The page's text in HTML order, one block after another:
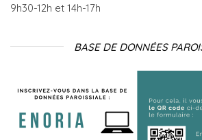
9h30-12h et 14h-17h
BASE DE DONNÉES